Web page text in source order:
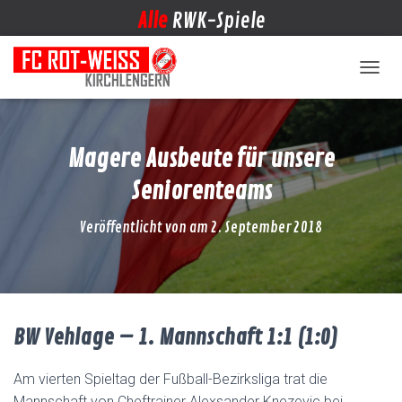
Alle RWK-Spiele
Magere Ausbeute für unsere
Seniorenteams
Veröffentlicht von am 2. September 2018
BW Vehlage – 1. Mannschaft 1:1 (1:0)
Am vierten Spieltag der Fußball-Bezirksliga trat die